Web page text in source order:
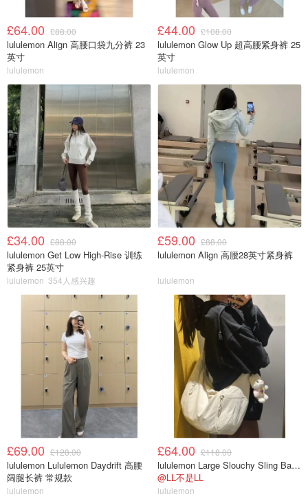
£64.00 £88.00
lululemon Align 高腰口袋九分裤 23
英寸
lululemon
£44.00 £108.00
lululemon Glow Up 超高腰紧身裤 25
英寸
lululemon
£34.00 £88.00
lululemon Get Low High-Rise 训练
紧身裤 25英寸
lululemon 354人感兴趣
£59.00 £88.00
lululemon Align 高腰28英寸紧身裤
lululemon
£69.00 £128.00
lululemon Lululemon Daydrift 高腰
阔腿长裤 常规款
lululemon
£64.00 £118.00
lululemon Large Slouchy Sling Bag 13L
@LL不是LL
lululemon